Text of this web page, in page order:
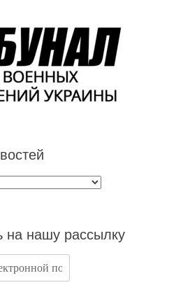
на нашу рассылку